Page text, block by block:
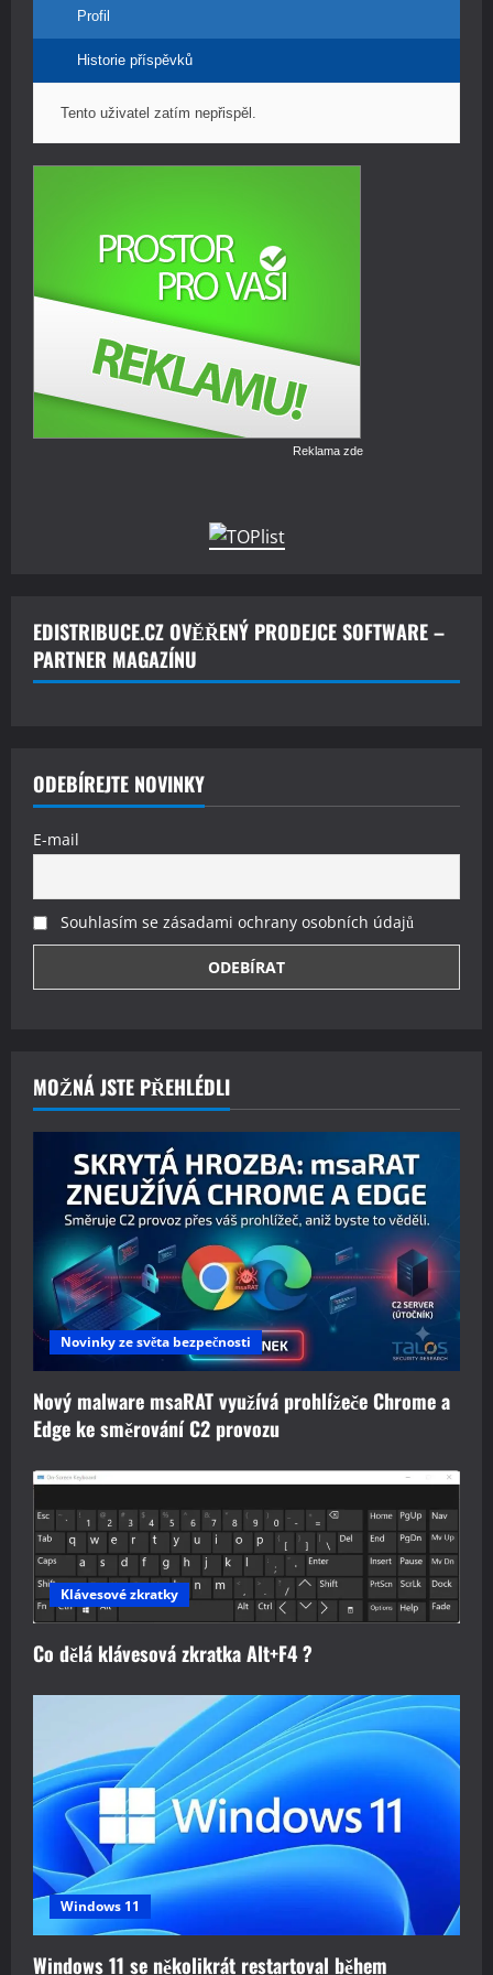
Profil
Historie příspěvků
Tento uživatel zatím nepřispěl.
Reklama zde
EDISTRIBUCE.CZ OVĚŘENÝ PRODEJCE SOFTWARE –
PARTNER MAGAZÍNU
ODEBÍREJTE NOVINKY
E-mail
Souhlasím se zásadami ochrany osobních údajů
MOŽNÁ JSTE PŘEHLÉDLI
Novinky ze světa bezpečnosti
Nový malware msaRAT využívá prohlížeče Chrome a
Edge ke směrování C2 provozu
Klávesové zkratky
Co dělá klávesová zkratka Alt+F4 ?
Windows 11
Windows 11 se několikrát restartoval během